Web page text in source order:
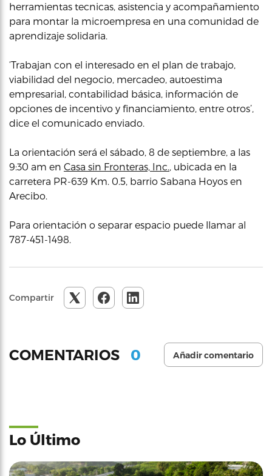
herramientas tecnicas, asistencia y acompañamiento
para montar la microempresa en una comunidad de
aprendizaje solidaria.
‘Trabajan con el interesado en el plan de trabajo,
viabilidad del negocio, mercadeo, autoestima
empresarial, contabilidad básica, información de
opciones de incentivo y financiamiento, entre otros’,
dice el comunicado enviado.
La orientación será el sábado, 8 de septiembre, a las
9:30 am en Casa sin Fronteras, Inc., ubicada en la
carretera PR-639 Km. 0.5, barrio Sabana Hoyos en
Arecibo.
Para orientación o separar espacio puede llamar al
787-451-1498.
Compartir
COMENTARIOS 0 Añadir comentario
Lo Último